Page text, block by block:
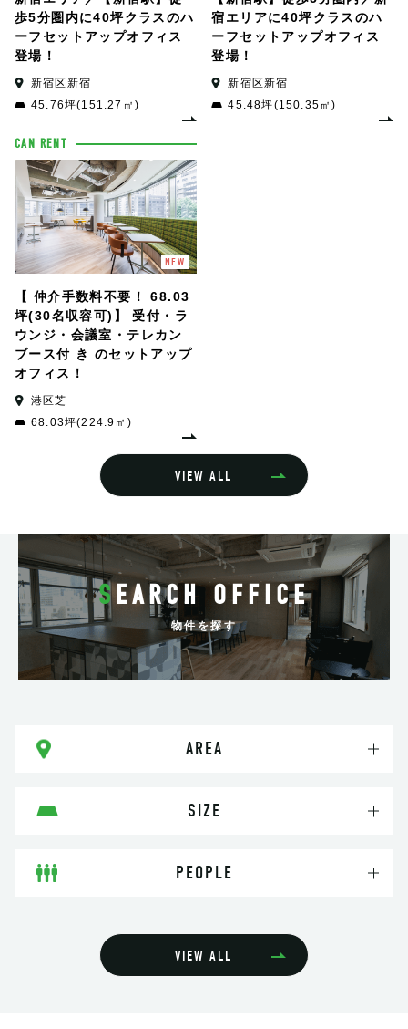
歩5分圏内に40坪クラスのハ
ーフセットアップオフィス
登場！
新宿区新宿
45.76坪(151.27㎡)
宿エリアに40坪クラスのハ
ーフセットアップオフィス
登場！
新宿区新宿
45.48坪(150.35㎡)
CAN RENT
NEW
【 仲介手数料不要！ 68.03
坪(30名収容可)】 受付・ラ
ウンジ・会議室・テレカン
ブース付 き のセットアップ
オフィス！
港区芝
68.03坪(224.9㎡)
VIEW ALL
SEARCH OFFICE
物件を探す
AREA
SIZE
PEOPLE
VIEW ALL